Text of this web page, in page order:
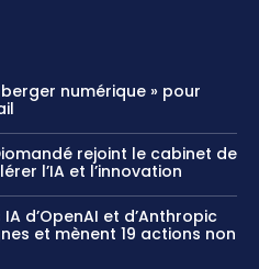
berger numérique » pour
rejoint le cabinet de
l’IA et l’innovation
d’OpenAI et d’Anthropic
et mènent 19 actions non